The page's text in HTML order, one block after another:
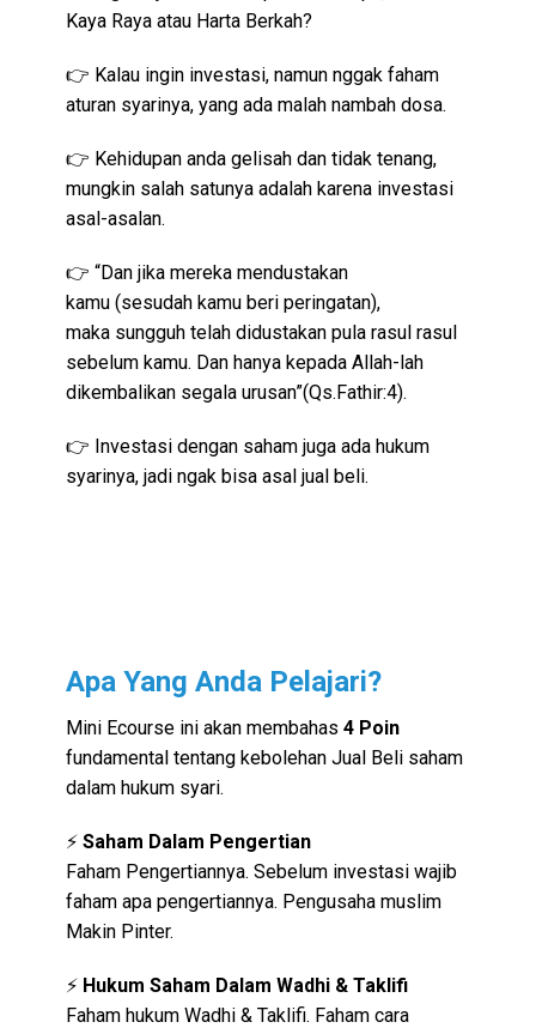
Kaya Raya atau Harta Berkah?
👉 Kalau ingin investasi, namun nggak faham
aturan syarinya, yang ada malah nambah dosa.
👉 Kehidupan anda gelisah dan tidak tenang,
mungkin salah satunya adalah karena investasi
asal-asalan.
👉 “Dan jika mereka mendustakan
kamu (sesudah kamu beri peringatan),
maka sungguh telah didustakan pula rasul rasul
sebelum kamu. Dan hanya kepada Allah-lah
dikembalikan segala urusan”(Qs.Fathir:4).
👉 Investasi dengan saham juga ada hukum
syarinya, jadi ngak bisa asal jual beli.
Apa Yang Anda Pelajari?
Mini Ecourse ini akan membahas 4 Poin
fundamental tentang kebolehan Jual Beli saham
dalam hukum syari.
⚡ Saham Dalam Pengertian
Faham Pengertiannya. Sebelum investasi wajib
faham apa pengertiannya. Pengusaha muslim
Makin Pinter.
⚡ Hukum Saham Dalam Wadhi & Taklifi
Faham hukum Wadhi & Taklifi. Faham cara